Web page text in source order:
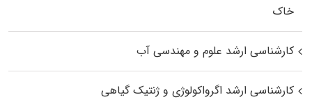
خاک
کارشناسی ارشد علوم و مهندسی آب
کارشناسی ارشد اگرواکولوژی و ژنتیک گیاهی